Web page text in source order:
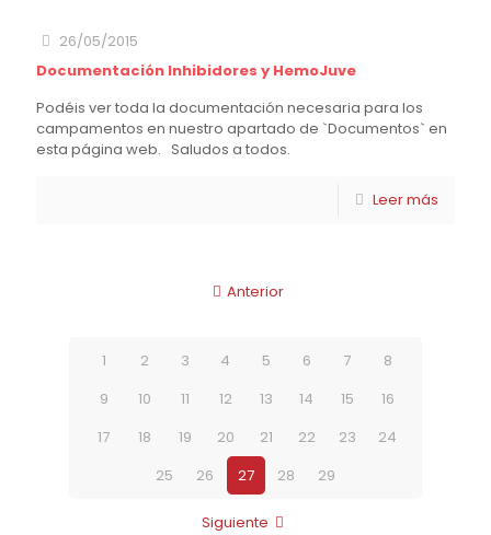
26/05/2015
Documentación Inhibidores y HemoJuve
Podéis ver toda la documentación necesaria para los
campamentos en nuestro apartado de `Documentos` en
esta página web. Saludos a todos.
Leer más
Anterior
1 2 3 4 5 6 7
8
9
10 11 12 13 14 15
16
17
18 19 20 21 22 23
24
25
26 27 28 29
Siguiente